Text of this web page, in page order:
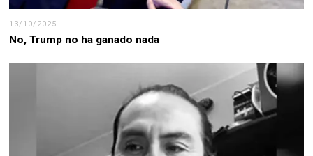
13/10/2025
No, Trump no ha ganado nada